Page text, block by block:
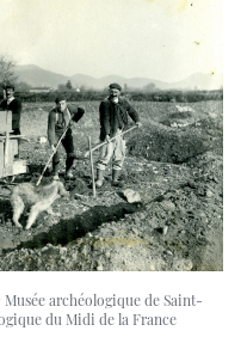
archéologique de Saint-
du Midi de la France